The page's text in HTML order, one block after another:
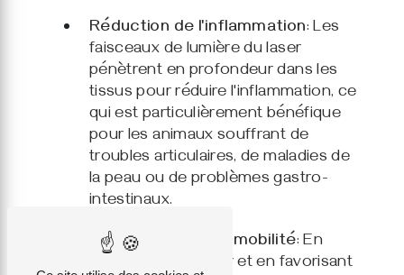
Réduction de l'inflammation: Les
faisceaux de lumière du laser
pénètrent en profondeur dans les
tissus pour réduire l'inflammation, ce
qui est particulièrement bénéfique
pour les animaux souffrant de
troubles articulaires, de maladies de
la peau ou de problèmes gastro-
intestinaux.
Amélioration de la mobilité: En
réduisant la douleur et en favorisant